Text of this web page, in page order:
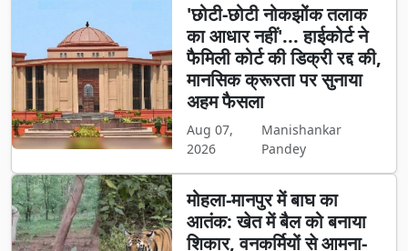
'छोटी-छोटी नोकझोंक तलाक
का आधार नहीं'... हाईकोर्ट ने
फैमिली कोर्ट की डिक्री रद्द की,
मानसिक क्रूरता पर सुनाया
अहम फैसला
Aug 07,
2026
Manishankar
Pandey
मोहला-मानपुर में बाघ का
आतंक: खेत में बैल को बनाया
शिकार, वनकर्मियों से आमना-